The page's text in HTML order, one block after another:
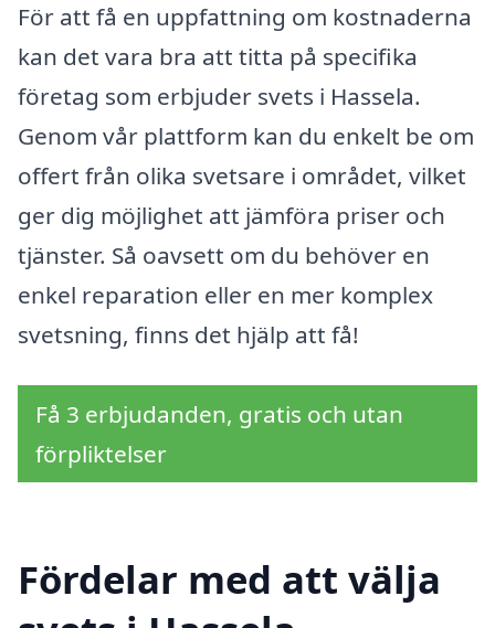
För att få en uppfattning om kostnaderna
kan det vara bra att titta på specifika
företag som erbjuder svets i Hassela.
Genom vår plattform kan du enkelt be om
offert från olika svetsare i området, vilket
ger dig möjlighet att jämföra priser och
tjänster. Så oavsett om du behöver en
enkel reparation eller en mer komplex
svetsning, finns det hjälp att få!
Få 3 erbjudanden, gratis och utan
förpliktelser
Fördelar med att välja